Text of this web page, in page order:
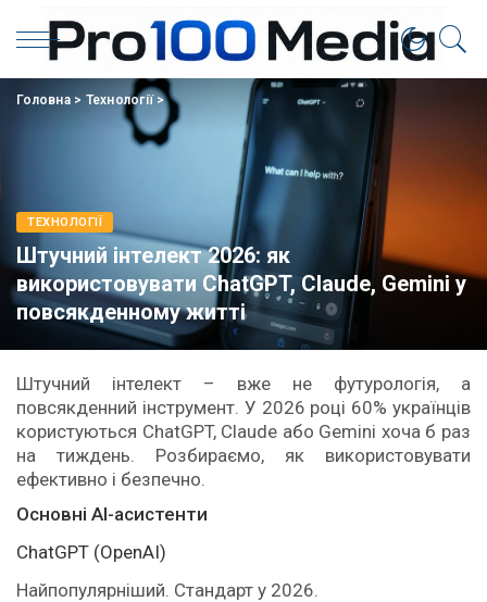
Головна> Технології>
ТЕХНОЛОГІЇ
Штучний інтелект 2026: як
використовувати ChatGPT, Claude, Gemini у
повсякденному житті
Штучний інтелект – вже не футурологія, а
повсякденний інструмент. У 2026 році 60% українців
користуються ChatGPT, Claude або Gemini хоча б раз
на тиждень. Розбираємо, як використовувати
ефективно і безпечно.
Основні AI-асистенти
ChatGPT (OpenAI)
Найпопулярніший. Стандарт у 2026.